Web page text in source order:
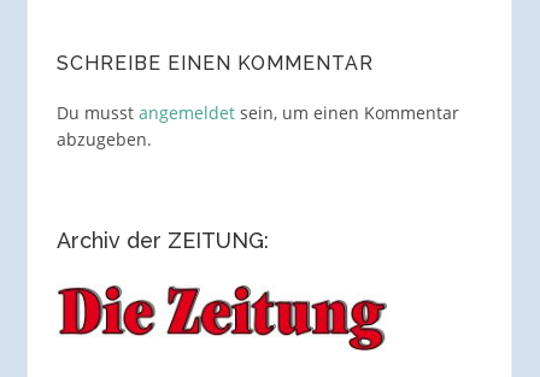
SCHREIBE EINEN KOMMENTAR
Du musst angemeldetsein, um einen Kommentar
abzugeben.
Archiv der ZEITUNG: